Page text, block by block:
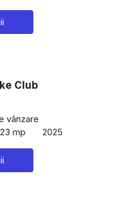
Club
vânzare
mp 2025